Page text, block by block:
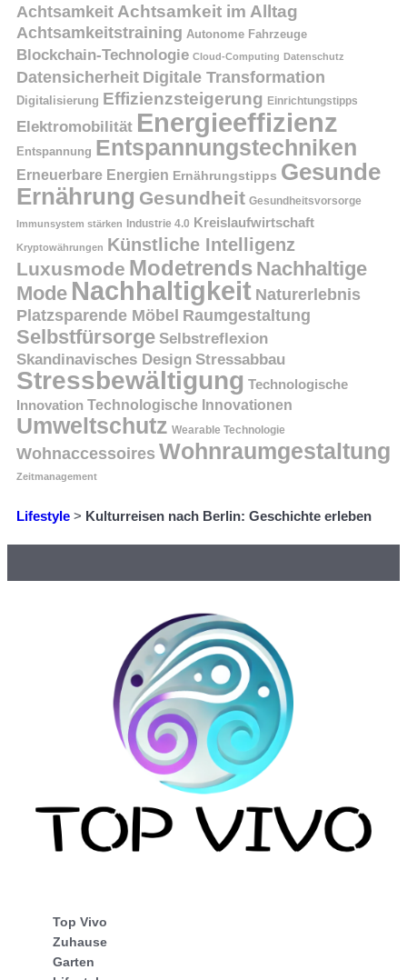
Achtsamkeit Achtsamkeit im Alltag
Achtsamkeitstraining Autonome Fahrzeuge
Blockchain-Technologie Cloud-Computing Datenschutz
Datensicherheit Digitale Transformation
Digitalisierung Effizienzsteigerung Einrichtungstipps
Elektromobilität Energieeffizienz
Entspannung Entspannungstechniken
Erneuerbare Energien Ernährungstipps Gesunde
Ernährung Gesundheit Gesundheitsvorsorge
Immunsystem stärken Industrie 4.0 Kreislaufwirtschaft
Kryptowährungen Künstliche Intelligenz
Luxusmode Modetrends Nachhaltige
Mode Nachhaltigkeit Naturerlebnis
Platzsparende Möbel Raumgestaltung
Selbstfürsorge Selbstreflexion
Skandinavisches Design Stressabbau
Stressbewältigung Technologische
Innovation Technologische Innovationen
Umweltschutz Wearable Technologie
Wohnaccessoires Wohnraumgestaltung
Zeitmanagement
Lifestyle > Kulturreisen nach Berlin: Geschichte erleben
Top Vivo
Zuhause
Garten